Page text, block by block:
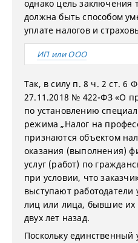
однако цель заключения
должна быть способом
уплате налогов и
ИП или ООО
Так, в силу п. 8 ч. 2 ст. 6
27.11.2018 № 422-ФЗ «О
по установлению
режима „Налог на
признаются объектом
оказания (выполнения)
услуг (работ) по
при условии, что
выступают работодатели
лиц или лица, бывшие их
двух лет назад.
Поскольку